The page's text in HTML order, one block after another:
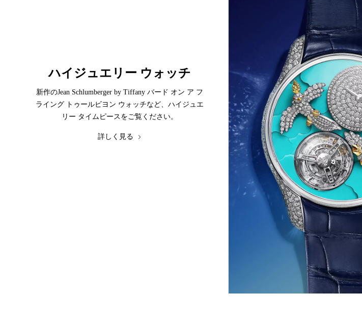
ハイジュエリー ウォッチ
新作のJean Schlumberger by Tiffany バード オン ア フ
ライング トゥールビヨン ウォッチなど、ハイジュエ
リー タイムピースをご覧ください。
詳しく見る